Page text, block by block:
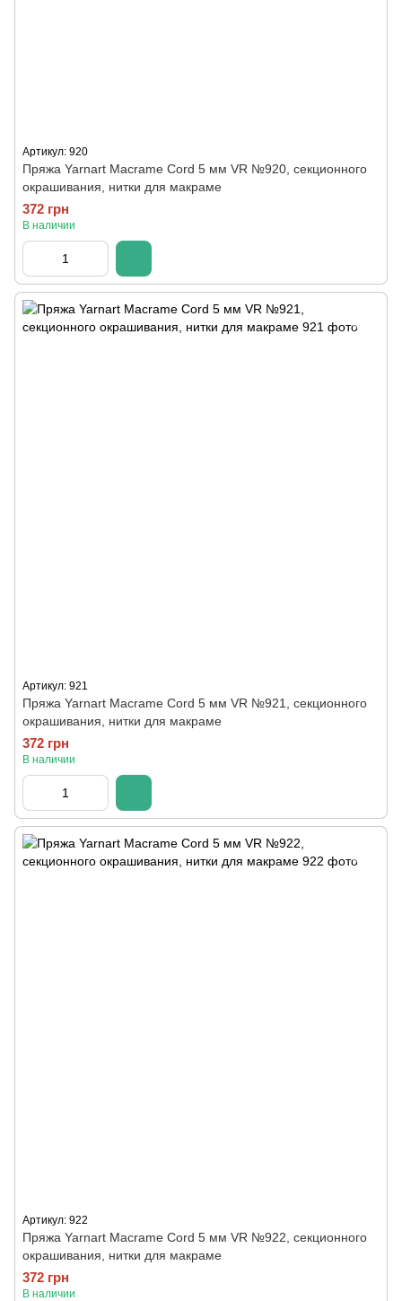
Артикул: 920
Пряжа Yarnart Macrame Cord 5 мм VR №920, секционного
окрашивания, нитки для макраме
372 грн
В наличии
Артикул: 921
Пряжа Yarnart Macrame Cord 5 мм VR №921, секционного
окрашивания, нитки для макраме
372 грн
В наличии
Артикул: 922
Пряжа Yarnart Macrame Cord 5 мм VR №922, секционного
окрашивания, нитки для макраме
372 грн
В наличии